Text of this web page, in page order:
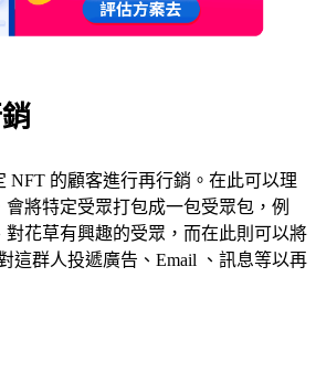
NFT 的顧客進行再行銷。在此可以理
將特定受眾打包成一包受眾包，例
花草有興趣的受眾，而在此則可以將
這群人投遞廣告、Email 、訊息等以再